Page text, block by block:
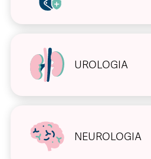
UROLOGIA
NEUROLOGIA